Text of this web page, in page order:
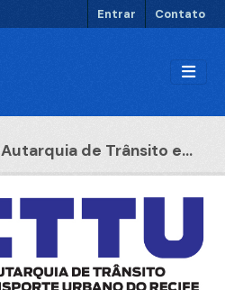
Entrar Contato
Autarquia de Trânsito e...